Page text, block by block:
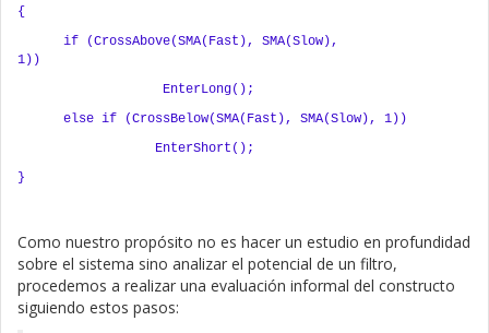
{
if (CrossAbove(SMA(Fast), SMA(Slow),
1))
EnterLong();
else if (CrossBelow(SMA(Fast), SMA(Slow), 1))
EnterShort();
}
Como nuestro propósito no es hacer un estudio en profundidad
sobre el sistema sino analizar el potencial de un filtro,
procedemos a realizar una evaluación informal del constructo
siguiendo estos pasos: